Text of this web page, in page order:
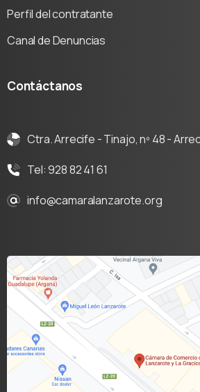
Perfil del contratante
Canal de Denuncias
Contáctanos
Ctra. Arrecife - Tinajo, nº 48 -
Tel: 928 82 41 61
info@camaralanzarote.org